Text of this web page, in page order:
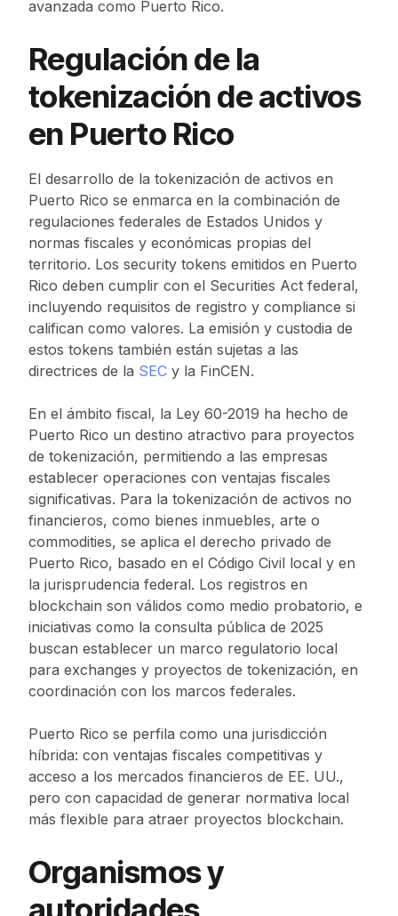
avanzada como Puerto Rico.
Regulación de la
tokenización de activos
en Puerto Rico
El desarrollo de la tokenización de activos en
Puerto Rico se enmarca en la combinación de
regulaciones federales de Estados Unidos y
normas fiscales y económicas propias del
territorio. Los security tokens emitidos en Puerto
Rico deben cumplir con el Securities Act federal,
incluyendo requisitos de registro y compliance si
califican como valores. La emisión y custodia de
estos tokens también están sujetas a las
directrices de la SECy la FinCEN.
En el ámbito fiscal, la Ley 60-2019 ha hecho de
Puerto Rico un destino atractivo para proyectos
de tokenización, permitiendo a las empresas
establecer operaciones con ventajas fiscales
significativas. Para la tokenización de activos no
financieros, como bienes inmuebles, arte o
commodities, se aplica el derecho privado de
Puerto Rico, basado en el Código Civil local y en
la jurisprudencia federal. Los registros en
blockchain son válidos como medio probatorio, e
iniciativas como la consulta pública de 2025
buscan establecer un marco regulatorio local
para exchanges y proyectos de tokenización, en
coordinación con los marcos federales.
Puerto Rico se perfila como una jurisdicción
híbrida: con ventajas fiscales competitivas y
acceso a los mercados financieros de EE. UU.,
pero con capacidad de generar normativa local
más flexible para atraer proyectos blockchain.
Organismos y